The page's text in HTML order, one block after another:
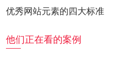
优秀网站元素的四大标准
他们正在看的案例